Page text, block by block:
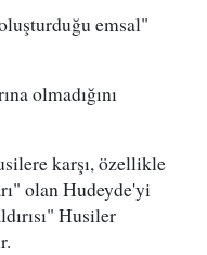
emsal"
olmadığını
karşı, özellikle
olan Hudeyde'yi
Husiler